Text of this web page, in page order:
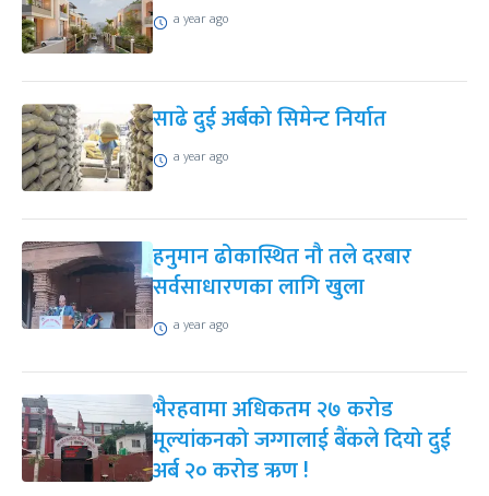
a year ago
साढे दुई अर्बको सिमेन्ट निर्यात
a year ago
हनुमान ढोकास्थित नौ तले दरबार
सर्वसाधारणका लागि खुला
a year ago
भैरहवामा अधिकतम २७ करोड
मूल्यांकनको जग्गालाई बैंकले दियो दुई
अर्ब २० करोड ऋण !